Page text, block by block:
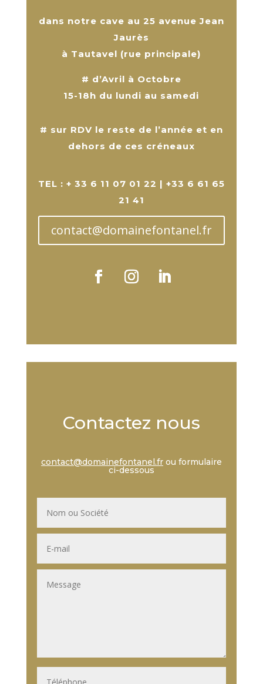
dans notre cave au 25 avenue Jean
Jaurès
à Tautavel (rue principale)
# d’Avril à Octobre
15-18h du lundi au samedi
# sur RDV le reste de l’année et en
dehors de ces créneaux
TEL : + 33 6 11 07 01 22 | +33 6 61 65
21 41
contact@domainefontanel.fr
Contactez nous
contact@domainefontanel.frou formulaire
ci-dessous